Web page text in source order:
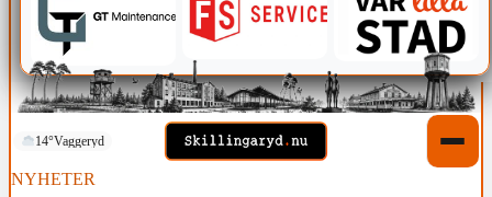
14°Vaggeryd
NYHETER